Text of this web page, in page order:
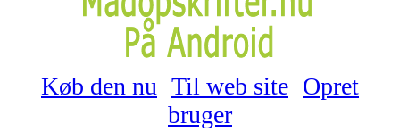
Køb den nu Til web site Opret
bruger